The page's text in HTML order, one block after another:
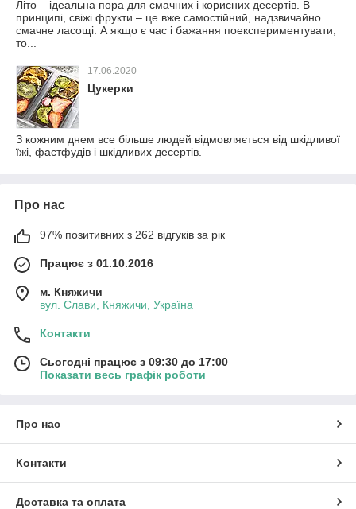
Літо – ідеальна пора для смачних і корисних десертів. В
принципі, свіжі фрукти – це вже самостійний, надзвичайно
смачне ласощі. А якщо є час і бажання поекспериментувати,
то...
17.06.2020
Цукерки
З кожним днем все більше людей відмовляється від шкідливої
їжі, фастфудів і шкідливих десертів.
Про нас
97% позитивних з 262 відгуків за рік
Працює з 01.10.2016
м. Княжичи
вул. Слави, Княжичи, Україна
Контакти
Сьогодні працює з 09:30 до 17:00
Показати весь графік роботи
Про нас
Контакти
Доставка та оплата